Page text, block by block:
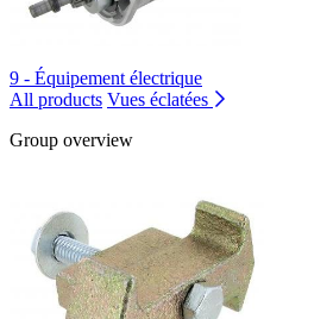
9 - Équipement électrique
All products Vues éclatées
Group overview